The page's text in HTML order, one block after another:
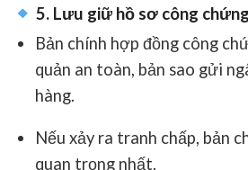
5. Lưu giữ hồ sơ công
Bản chính hợp đồng công
quản an toàn, bản sao gửi
hàng.
Nếu xảy ra tranh chấp, bản
quan trọng nhất.